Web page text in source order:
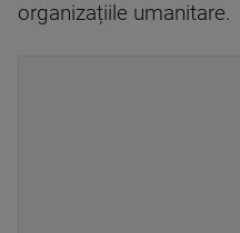
organizațiile umanitare.